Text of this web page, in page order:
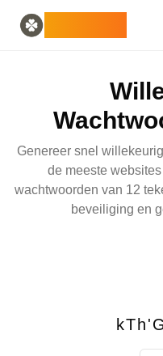
Random Generators
willekeurig land generator
willekeurige kaartgenerator
Number Tools
willekeurige 4-cijferige
Password Tools
wachtwoordgenerator 12
willekeurige IP-
Español
Pусский
中文 (简体)
Genereer snel
de meeste
wachtwoorden van 12
beveiliging en